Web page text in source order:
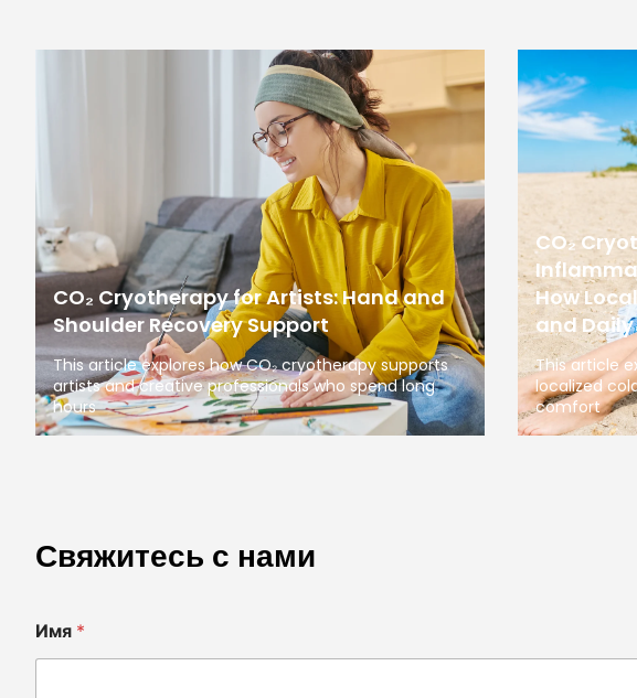
CO₂ Cryotherapy for Artists: Hand and
Shoulder Recovery Support
This article explores how CO₂ cryotherapy supports
artists and creative professionals who spend long
hours
CO₂
How
and
This article
localized
comfort
Свяжитесь с нами
Имя *